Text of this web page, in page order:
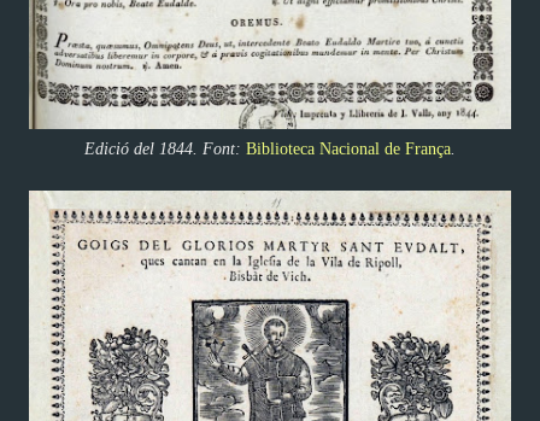
Edició del 1844. Font: Biblioteca Nacional de França